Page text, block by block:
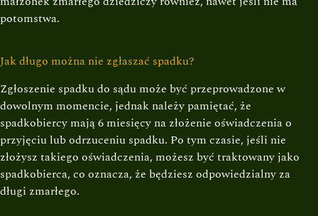
potomstwa.
Jak długo można nie zgłaszać spadku?
Zgłoszenie spadku do sądu może być przeprowadzone w
dowolnym momencie, jednak należy pamiętać, że
spadkobiercy mają 6 miesięcy na złożenie oświadczenia o
przyjęciu lub odrzuceniu spadku. Po tym czasie, jeśli nie
złożysz takiego oświadczenia, możesz być traktowany jako
spadkobierca, co oznacza, że będziesz odpowiedzialny za
długi zmarłego.